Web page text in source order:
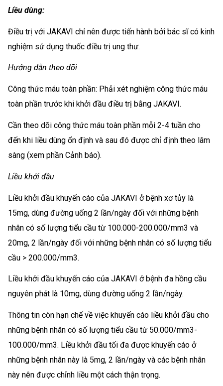
Liều dùng:
Điều trị với JAKAVI chỉ nên được tiến hành bởi bác sĩ có kinh
nghiệm sử dụng thuốc điều trị ung thư.
Hướng dẫn theo dõi
Công thức máu toàn phần: Phải xét nghiệm công thức máu
toàn phần trước khi khởi đầu điều trị bằng JAKAVI.
Cần theo dõi công thức máu toàn phần mỗi 2-4 tuần cho
đến khi liều dùng ổn định và sau đó được chỉ định theo lâm
sàng (xem phần Cảnh báo).
Liều khởi đầu
Liều khởi đầu khuyến cáo của JAKAVI ở bệnh xơ tủy là
15mg, dùng đường uống 2 lần/ngày đối với những bệnh
nhân có số lượng tiểu cầu từ 100.000-200.000/mm3 và
20mg, 2 lần/ngày đối với những bệnh nhân có số lượng tiểu
cầu > 200.000/mm3.
Liều khởi đầu khuyến cáo của JAKAVI ở bệnh đa hồng cầu
nguyên phát là 10mg, dùng đường uống 2 lần/ngày.
Thông tin còn hạn chế về việc khuyến cáo liều khởi đầu cho
những bệnh nhân có số lượng tiểu cầu từ 50.000/mm3-
100.000/mm3. Liều khởi đầu tối đa được khuyến cáo ở
những bệnh nhân này là 5mg, 2 lần/ngày và các bệnh nhân
này nên được chỉnh liều một cách thận trọng.